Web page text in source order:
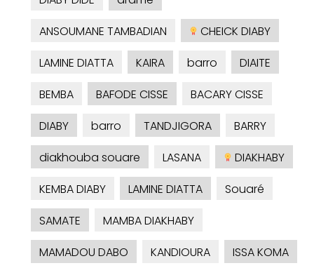
ANSOUMANE TAMBADIAN
CHEICK DIABY
LAMINE DIATTA
KAIRA barro
DIAITE
BEMBA
BAFODE CISSE
BACARY CISSE
DIABY
barro TANDJIGORA
BARRY
diakhouba souare
LASANA
DIAKHABY
KEMBA DIABY
LAMINE DIATTA
Souaré
SAMATE
MAMBA DIAKHABY
MAMADOU DABO
KANDIOURA
ISSA KOMA